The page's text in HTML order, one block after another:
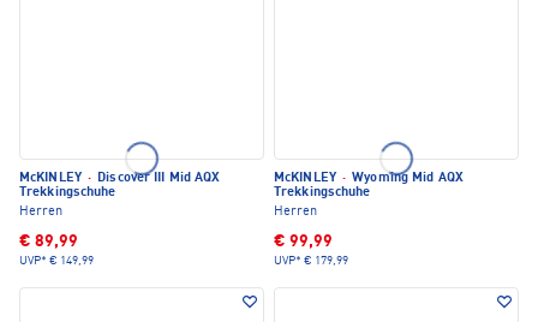
McKINLEY · Discover III Mid AQX
Trekkingschuhe
Herren
€ 89,99
UVP* € 149,99
McKINLEY · Wyoming Mid AQX
Trekkingschuhe
Herren
€ 99,99
UVP* € 179,99